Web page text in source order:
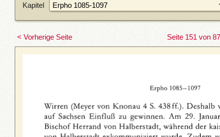
Kapitel
< Vorherige Seite Seite 151 von